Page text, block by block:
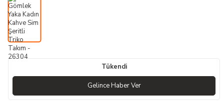
Tükendi
Gelince Haber Ver